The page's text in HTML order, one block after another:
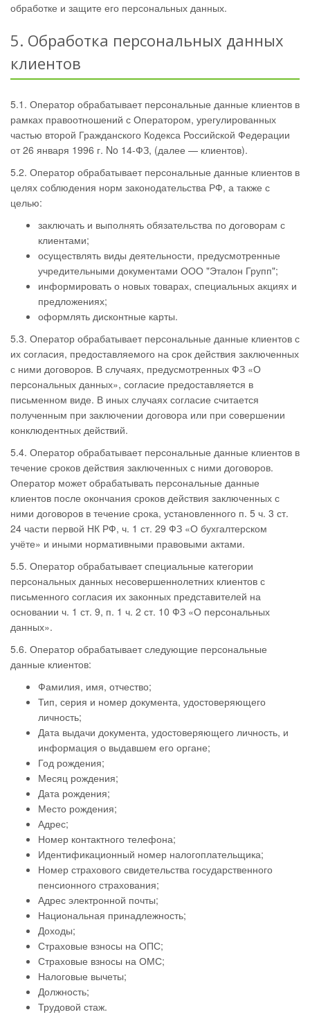
обработке и защите его персональных данных.
5. Обработка персональных данных
клиентов
5.1. Оператор обрабатывает персональные данные клиентов в
рамках правоотношений с Оператором, урегулированных
частью второй Гражданского Кодекса Российской Федерации
от 26 января 1996 г. No 14-ФЗ, (далее — клиентов).
5.2. Оператор обрабатывает персональные данные клиентов в
целях соблюдения норм законодательства РФ, а также с
целью:
заключать и выполнять обязательства по договорам с
клиентами;
осуществлять виды деятельности, предусмотренные
учредительными документами ООО "Эталон Групп";
информировать о новых товарах, специальных акциях и
предложениях;
оформлять дисконтные карты.
5.3. Оператор обрабатывает персональные данные клиентов с
их согласия, предоставляемого на срок действия заключенных
с ними договоров. В случаях, предусмотренных ФЗ «О
персональных данных», согласие предоставляется в
письменном виде. В иных случаях согласие считается
полученным при заключении договора или при совершении
конклюдентных действий.
5.4. Оператор обрабатывает персональные данные клиентов в
течение сроков действия заключенных с ними договоров.
Оператор может обрабатывать персональные данные
клиентов после окончания сроков действия заключенных с
ними договоров в течение срока, установленного п. 5 ч. 3 ст.
24 части первой НК РФ, ч. 1 ст. 29 ФЗ «О бухгалтерском
учёте» и иными нормативными правовыми актами.
5.5. Оператор обрабатывает специальные категории
персональных данных несовершеннолетних клиентов с
письменного согласия их законных представителей на
основании ч. 1 ст. 9, п. 1 ч. 2 ст. 10 ФЗ «О персональных
данных».
5.6. Оператор обрабатывает следующие персональные
данные клиентов:
Фамилия, имя, отчество;
Тип, серия и номер документа, удостоверяющего
личность;
Дата выдачи документа, удостоверяющего личность, и
информация о выдавшем его органе;
Год рождения;
Месяц рождения;
Дата рождения;
Место рождения;
Адрес;
Номер контактного телефона;
Идентификационный номер налогоплательщика;
Номер страхового свидетельства государственного
пенсионного страхования;
Адрес электронной почты;
Национальная принадлежность;
Доходы;
Страховые взносы на ОПС;
Страховые взносы на ОМС;
Налоговые вычеты;
Должность;
Трудовой стаж.